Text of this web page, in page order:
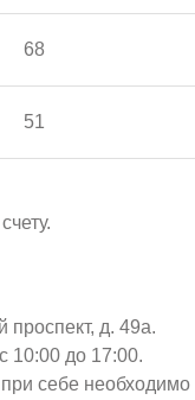
68
51
проспект, д. 49а.
10:00 до 17:00.
себе необходимо